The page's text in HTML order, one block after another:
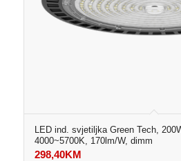
LED ind. svjetiljka Green Tech,
4000~5700K, 170lm/W, dimm
298,40KM